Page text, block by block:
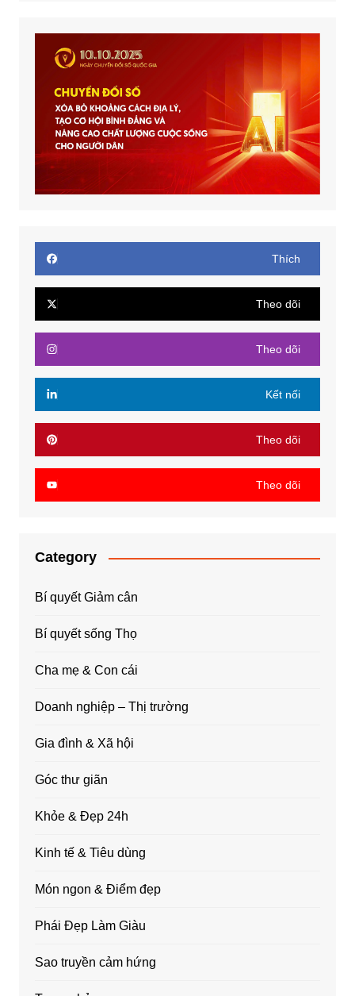
Thích
Theo dõi
Theo dõi
Kết nối
Theo dõi
Theo dõi
Category
Bí quyết Giảm cân
Bí quyết sống Thọ
Cha mẹ & Con cái
Doanh nghiệp – Thị trường
Gia đình & Xã hội
Góc thư giãn
Khỏe & Đẹp 24h
Kinh tế & Tiêu dùng
Món ngon & Điểm đẹp
Phái Đẹp Làm Giàu
Sao truyền cảm hứng